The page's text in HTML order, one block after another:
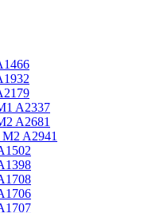
A2337
A2681
A2941